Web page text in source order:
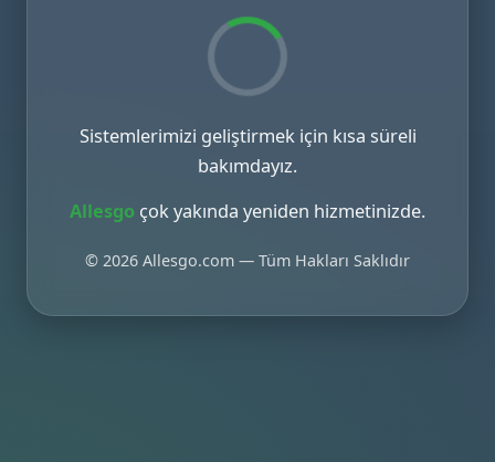
Sistemlerimizi geliştirmek için kısa süreli
bakımdayız.
Allesgo çok yakında yeniden hizmetinizde.
© 2026 Allesgo.com — Tüm Hakları Saklıdır